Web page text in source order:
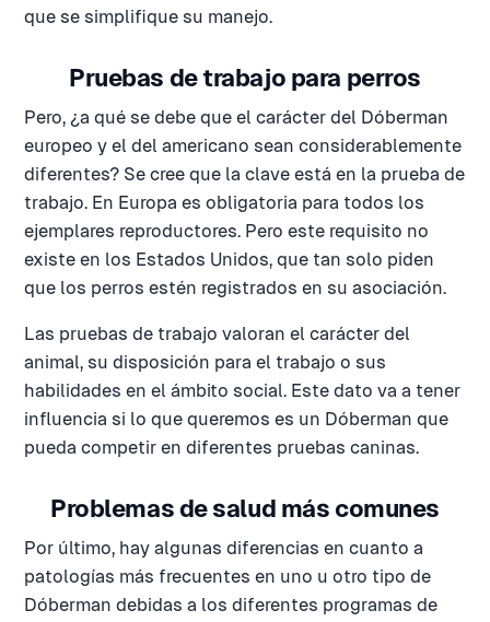
que se simplifique su manejo.
Pruebas de trabajo para perros
Pero, ¿a qué se debe que el carácter del Dóberman
europeo y el del americano sean considerablemente
diferentes? Se cree que la clave está en la prueba de
trabajo. En Europa es obligatoria para todos los
ejemplares reproductores. Pero este requisito no
existe en los Estados Unidos, que tan solo piden
que los perros estén registrados en su asociación.
Las pruebas de trabajo valoran el carácter del
animal, su disposición para el trabajo o sus
habilidades en el ámbito social. Este dato va a tener
influencia si lo que queremos es un Dóberman que
pueda competir en diferentes pruebas caninas.
Problemas de salud más comunes
Por último, hay algunas diferencias en cuanto a
patologías más frecuentes en uno u otro tipo de
Dóberman debidas a los diferentes programas de